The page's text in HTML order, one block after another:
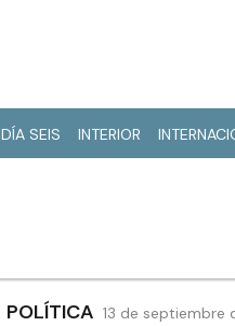
DÍA SEIS INTERIOR
POLÍTICA 13 de septiembre